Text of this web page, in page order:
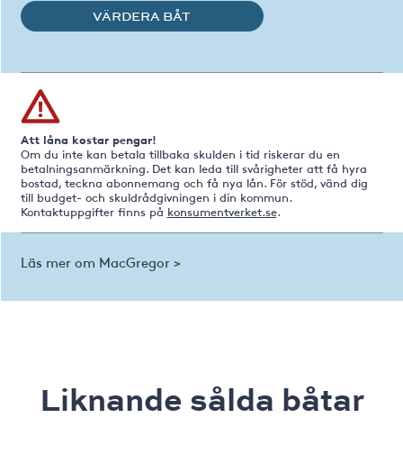
VÄRDERA BÅT
Att låna kostar pengar!
Om du inte kan betala tillbaka skulden i tid riskerar du en
betalningsanmärkning. Det kan leda till svårigheter att få hyra
bostad, teckna abonnemang och få nya lån. För stöd, vänd dig
till budget- och skuldrådgivningen i din kommun.
Kontaktuppgifter finns på konsumentverket.se.
Läs mer om MacGregor >
Liknande sålda båtar